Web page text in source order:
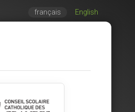
français English